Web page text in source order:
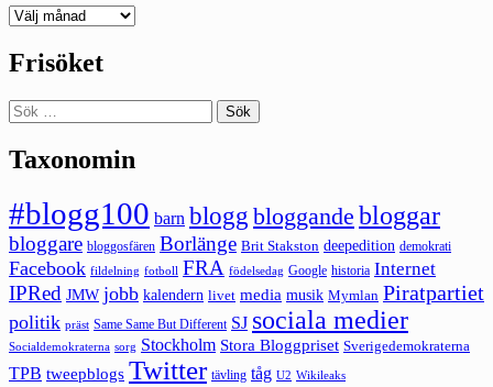
Deepedition
Frisöket
Sök
efter:
Taxonomin
#blogg100 barn blogg bloggande bloggar
bloggare bloggosfären Borlänge Brit Stakston deepedition demokrati
Facebook fildelning fotboll FRA födelsedag Google historia Internet
IPRed JMW jobb kalendern livet media musik Mymlan Piratpartiet
politik präst Same Same But Different SJ sociala medier
Socialdemokraterna sorg Stockholm Stora Bloggpriset Sverigedemokraterna
TPB tweepblogs Twitter tävling tåg U2 Wikileaks